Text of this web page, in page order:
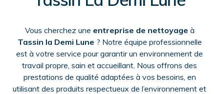
Vous cherchez une entreprise de nettoyage à
Tassin la Demi Lune ? Notre équipe professionnelle
est à votre service pour garantir un environnement de
travail propre, sain et accueillant. Nous offrons des
prestations de qualité adaptées à vos besoins, en
utilisant des produits respectueux de l’environnement et